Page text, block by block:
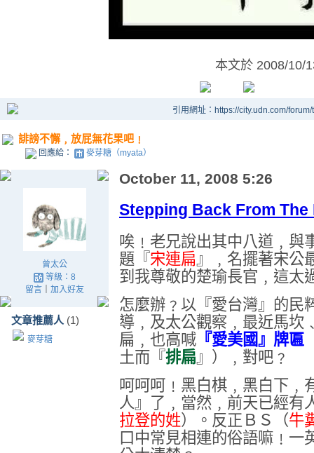
本文於 2008/10/
引用網址：https://city.udn.com/
誹謗不懈﹐放屁無花果吧﹗
回應給： 麥芽糖（myata）
曾太公
等級：8
留言｜ 加入好友
文章推薦人 (1)
麥芽糖
October 11, 2008 5:26
Stepping Back From The
唉﹗老兄說出其中八道﹐與
題『宋連扁』﹐名擺著宋公
到我尊敬的楚瑜長官﹐這太
怎麼辦﹖以『愛台灣』的民
導﹐及太公觀察﹐最近馬坎
扁﹐也高喊 『愛美國』牌匾
土而『排扁』）﹐對吧﹖
呵呵呵﹗黑白棋﹐黑白下﹐
人』了﹐當然﹐前天已經有
拉登的姓）。反正ＢＳ（牛
口中常見相連的俗語嘛﹗一